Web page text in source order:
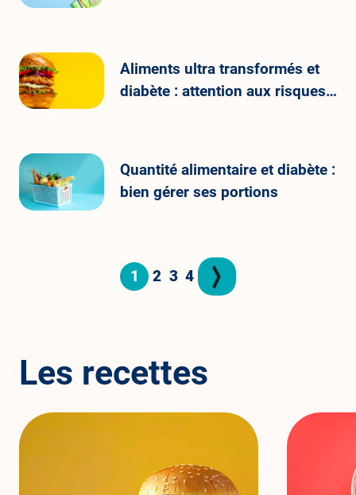
Aliments ultra transformés et
diabète : attention aux risques
Quantité alimentaire et diabète :
bien gérer ses portions
Pagination
Page
1
Page
2
Page
3
Page
4
Les recettes